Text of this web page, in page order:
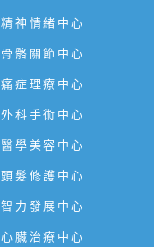
精神情緒中心
骨骼關節中心
痛症理療中心
外科手術中心
醫學美容中心
頭髮修護中心
智力發展中心
心臟治療中心